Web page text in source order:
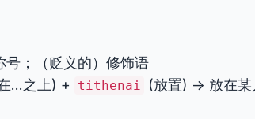
号；（贬义的）修饰语
…之上) + tithenai
(放置) -> 放在